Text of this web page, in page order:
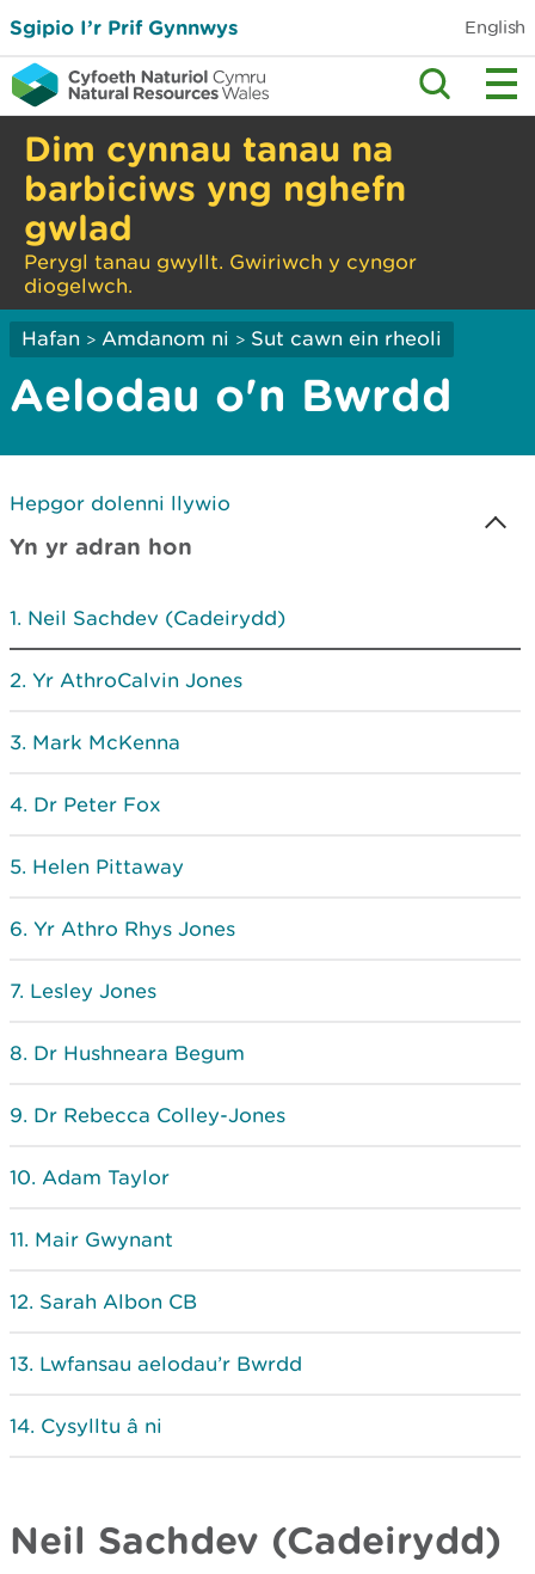
Sgipio I’r Prif Gynnwys English
Dim cynnau tanau na
barbiciws yng nghefn
gwlad
Perygl tanau gwyllt. Gwiriwch y cyngor
diogelwch.
Hafan > Amdanom ni > Sut cawn ein rheoli
Aelodau o'n Bwrdd
Hepgor dolenni llywio
Yn yr adran hon
Neil Sachdev (Cadeirydd)
Yr AthroCalvin Jones
Mark McKenna
Dr Peter Fox
Helen Pittaway
Yr Athro Rhys Jones
Lesley Jones
Dr Hushneara Begum
Dr Rebecca Colley-Jones
Adam Taylor
Mair Gwynant
Sarah Albon CB
Lwfansau aelodau’r Bwrdd
Cysylltu â ni
Neil Sachdev (Cadeirydd)